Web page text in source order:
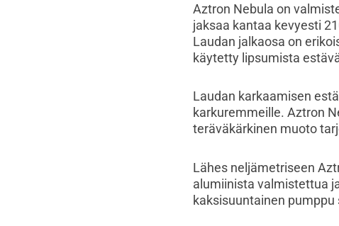
Aztron Nebula on
jaksaa kantaa kevyesti
Laudan jalkaosa on
käytetty lipsumista
Laudan karkaamisen
karkuremmeille. Aztron
teräväkärkinen muoto
Lähes neljämetriseen
alumiinista valmistettua
kaksisuuntainen